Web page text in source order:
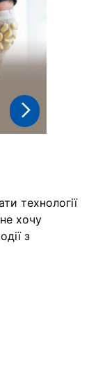
технології
хочу
з